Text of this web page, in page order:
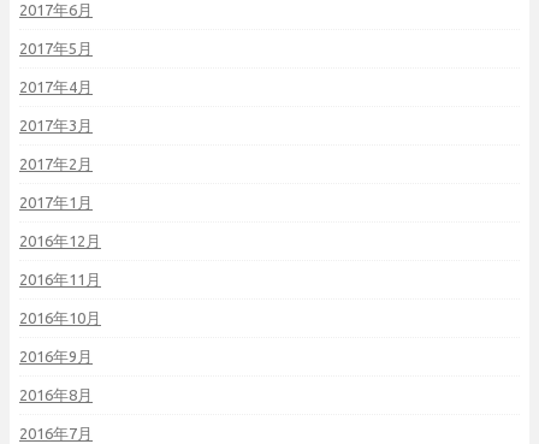
2017年6月
2017年5月
2017年4月
2017年3月
2017年2月
2017年1月
2016年12月
2016年11月
2016年10月
2016年9月
2016年8月
2016年7月